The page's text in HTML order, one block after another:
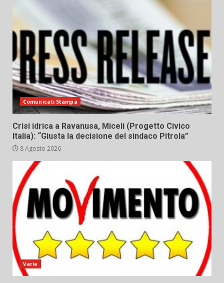
Comunicati Stampa
Crisi idrica a Ravanusa, Miceli (Progetto Civico
Italia): “Giusta la decisione del sindaco Pitrola”
8 Agosto 2026
Varie